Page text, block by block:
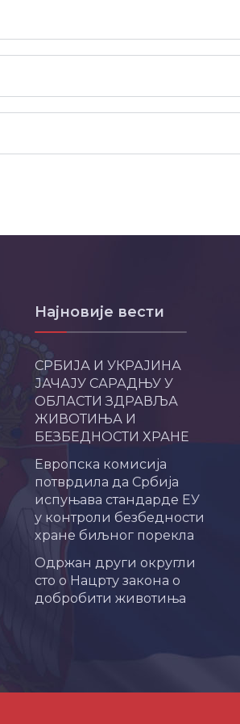
Најновије вести
СРБИЈА И УКРАЈИНА
ЈАЧАЈУ САРАДЊУ У
ОБЛАСТИ ЗДРАВЉА
ЖИВОТИЊА И
БЕЗБЕДНОСТИ ХРАНЕ
Европска комисија
потврдила да Србија
испуњава стандарде ЕУ
у контроли безбедности
хране биљног порекла
Одржан други округли
сто о Нацрту закона о
добробити животиња